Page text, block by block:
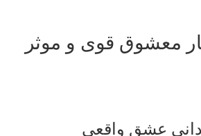
معشوق قوی و موثر
عشق واقعی